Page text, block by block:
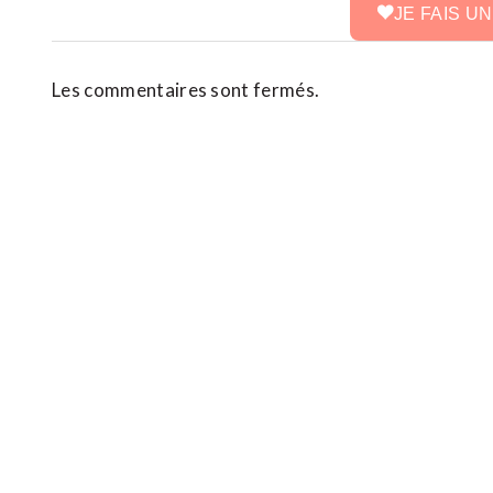
JE FAIS
Les commentaires sont fermés.